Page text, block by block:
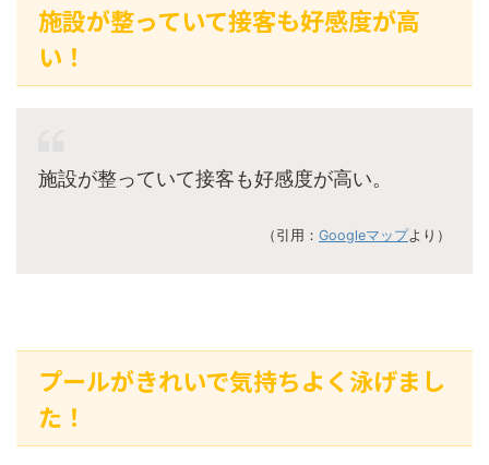
施設が整っていて接客も好感度が高
い！
施設が整っていて接客も好感度が高い。
（引用： Googleマップより）
プールがきれいで気持ちよく泳げまし
た！